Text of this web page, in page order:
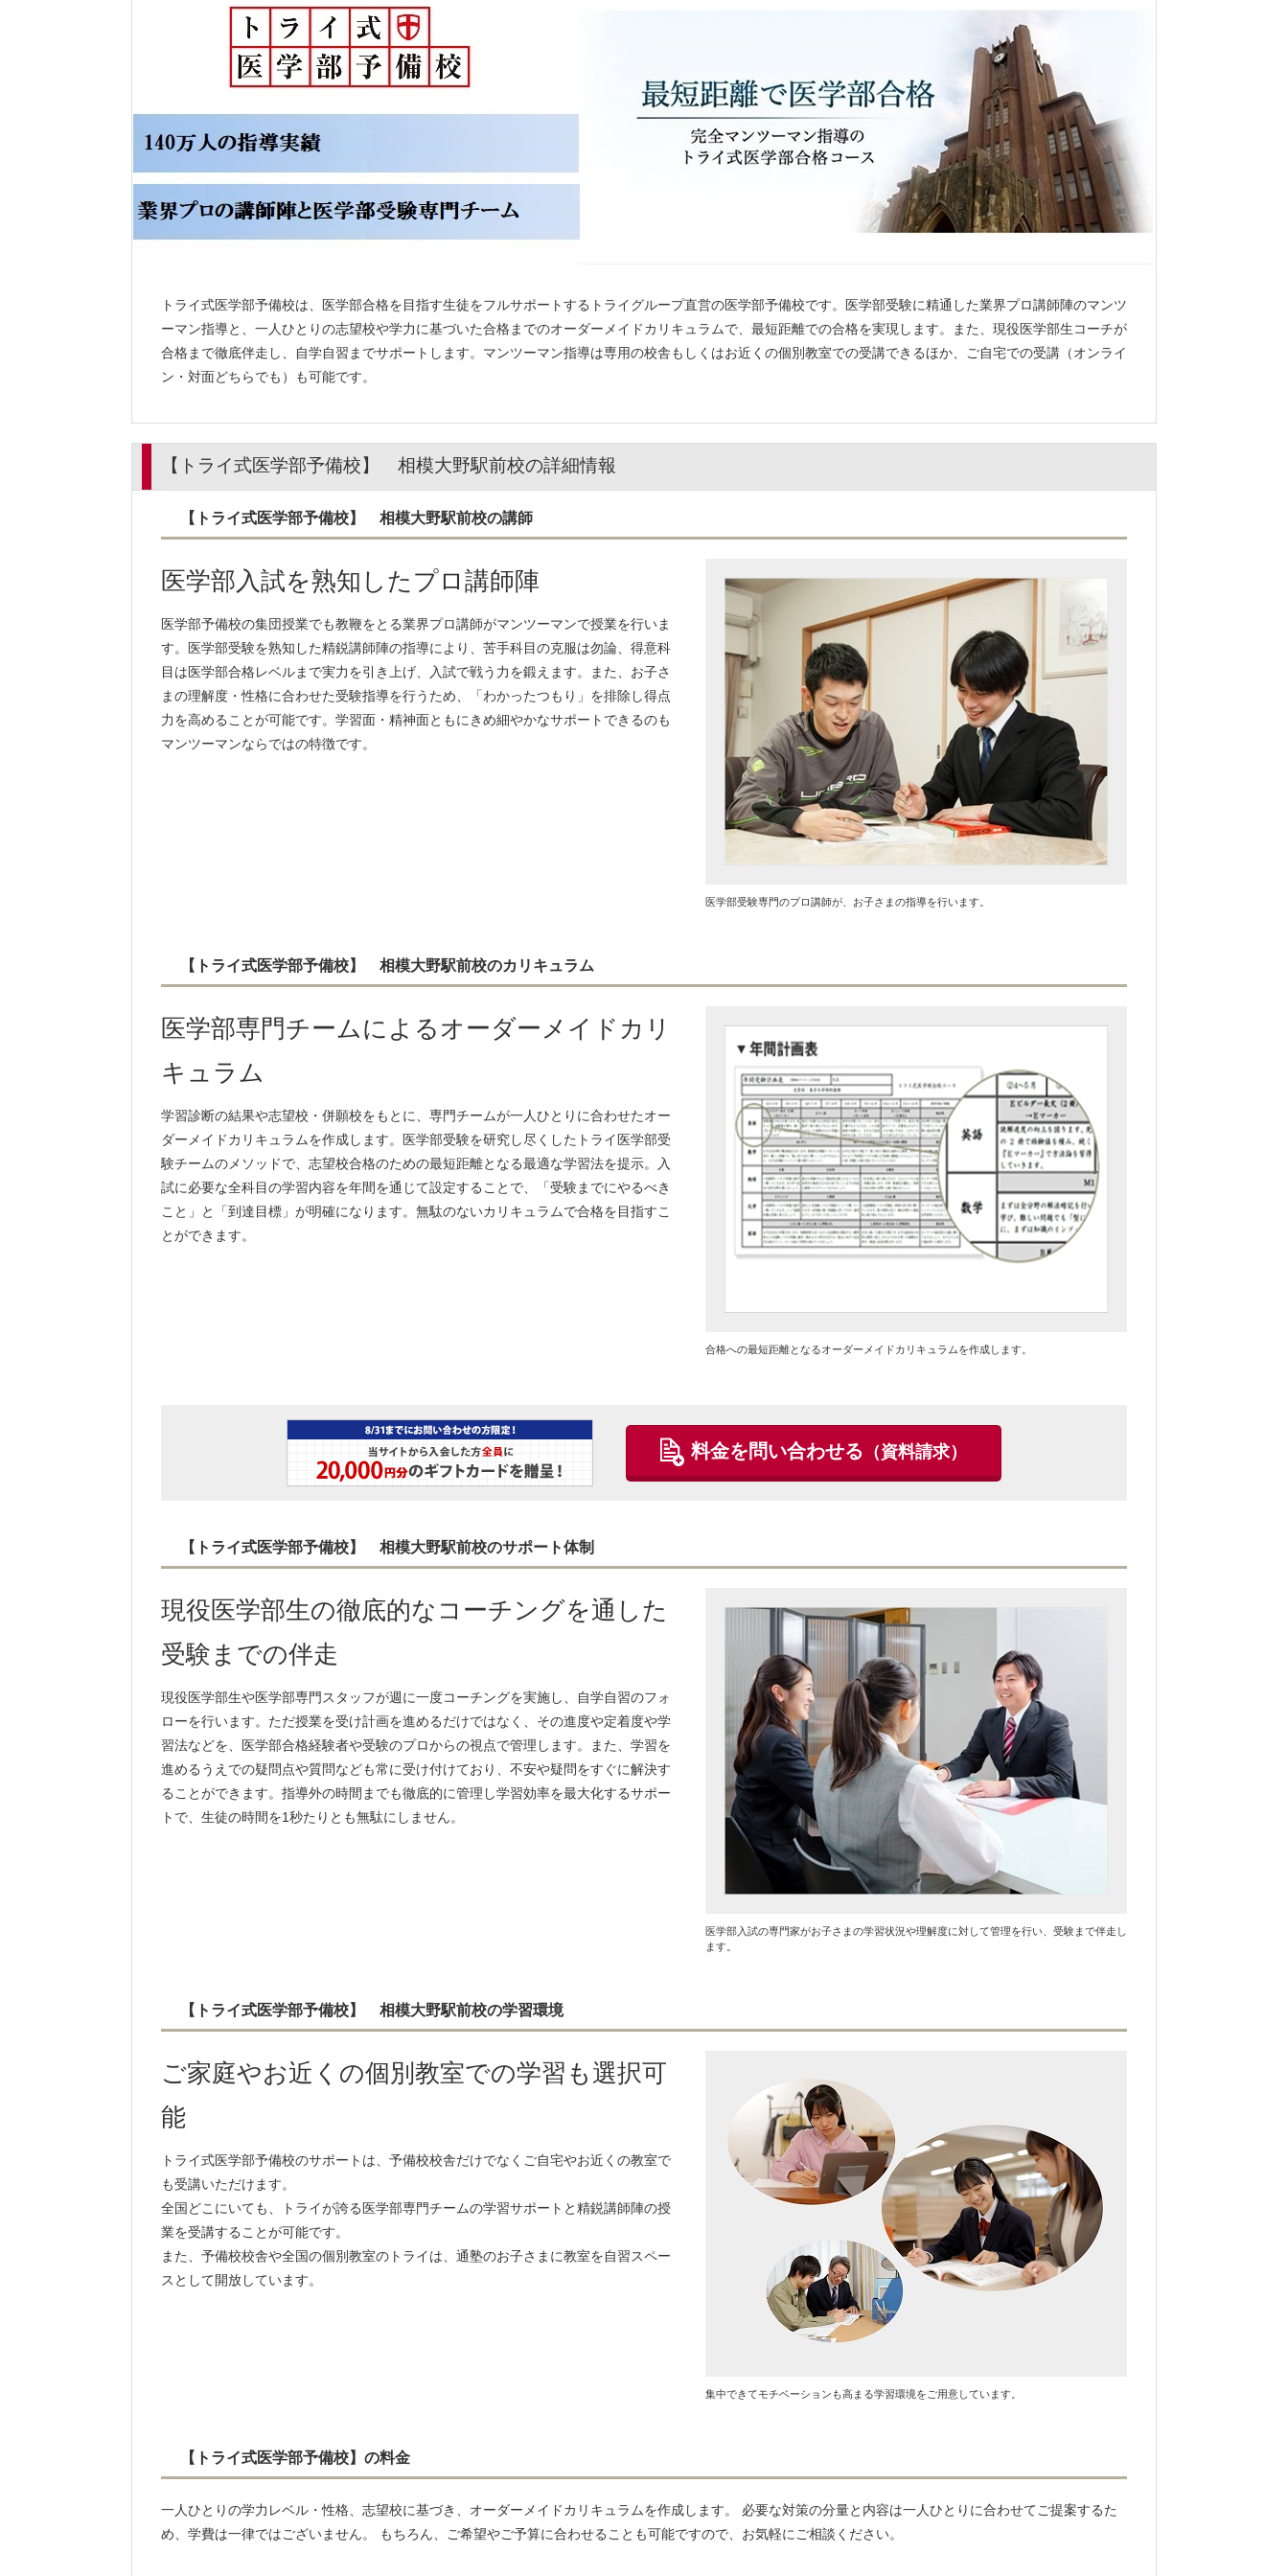
防衛医科大学校
慶應義塾大学
東京慈恵会医科大学
関西医科大学
東京医科大学
昭和医科大学
産業医科大学
帝京大学
近畿大学
藤田医科大学
杏林大学
獨協医科大学
東京女子医科大学 川崎医科大学
※家庭教師のトライ・個別教室のトライ・医学部受験予備校インテグラの合格実績を含みます
トライ式医学部予備校は、医学部合格を目指す生徒をフルサポートするトライグループ直営の医学部予備校です。医学部受験に精通した業界プロ講師陣のマンツ
ーマン指導と、一人ひとりの志望校や学力に基づいた合格までのオーダーメイドカリキュラムで、最短距離での合格を実現します。また、現役医学部生コーチが
合格まで徹底伴走し、自学自習までサポートします。マンツーマン指導は専用の校舎もしくはお近くの個別教室での受講できるほか、ご自宅での受講（オンライ
ン・対面どちらでも）も可能です。
【トライ式医学部予備校】 相模大野駅前校の詳細情報
【トライ式医学部予備校】 相模大野駅前校の講師
医学部入試を熟知したプロ講師陣
医学部予備校の集団授業でも教鞭をとる業界プロ講師がマンツーマンで授業を行いま
す。医学部受験を熟知した精鋭講師陣の指導により、苦手科目の克服は勿論、得意科
目は医学部合格レベルまで実力を引き上げ、入試で戦う力を鍛えます。また、お子さ
まの理解度・性格に合わせた受験指導を行うため、「わかったつもり」を排除し得点
力を高めることが可能です。学習面・精神面ともにきめ細やかなサポートできるのも
マンツーマンならではの特徴です。
医学部受験専門のプロ講師が、お子さまの指導を行います。
【トライ式医学部予備校】 相模大野駅前校のカリキュラム
医学部専門チームによるオーダーメイドカリ
キュラム
学習診断の結果や志望校・併願校をもとに、専門チームが一人ひとりに合わせたオー
ダーメイドカリキュラムを作成します。医学部受験を研究し尽くしたトライ医学部受
験チームのメソッドで、志望校合格のための最短距離となる最適な学習法を提示。入
試に必要な全科目の学習内容を年間を通じて設定することで、「受験までにやるべき
こと」と「到達目標」が明確になります。無駄のないカリキュラムで合格を目指すこ
とができます。
合格への最短距離となるオーダーメイドカリキュラムを作成します。
料金を問い合わせる （資料請求）
【トライ式医学部予備校】 相模大野駅前校のサポート体制
現役医学部生の徹底的なコーチングを通した
受験までの伴走
現役医学部生や医学部専門スタッフが週に一度コーチングを実施し、自学自習のフォ
ローを行います。ただ授業を受け計画を進めるだけではなく、その進度や定着度や学
習法などを、医学部合格経験者や受験のプロからの視点で管理します。また、学習を
進めるうえでの疑問点や質問なども常に受け付けており、不安や疑問をすぐに解決す
ることができます。指導外の時間までも徹底的に管理し学習効率を最大化するサポー
トで、生徒の時間を1秒たりとも無駄にしません。
医学部入試の専門家がお子さまの学習状況や理解度に対して管理を行い、受験まで伴走し
ます。
【トライ式医学部予備校】 相模大野駅前校の学習環境
ご家庭やお近くの個別教室での学習も選択可
能
トライ式医学部予備校のサポートは、予備校校舎だけでなくご自宅やお近くの教室で
も受講いただけます。
全国どこにいても、トライが誇る医学部専門チームの学習サポートと精鋭講師陣の授
業を受講することが可能です。
また、予備校校舎や全国の個別教室のトライは、通塾のお子さまに教室を自習スペー
スとして開放しています。
集中できてモチベーションも高まる学習環境をご用意しています。
【トライ式医学部予備校】の料金
一人ひとりの学力レベル・性格、志望校に基づき、オーダーメイドカリキュラムを作成します。 必要な対策の分量と内容は一人ひとりに合わせてご提案するた
め、学費は一律ではございません。 もちろん、ご希望やご予算に合わせることも可能ですので、お気軽にご相談ください。